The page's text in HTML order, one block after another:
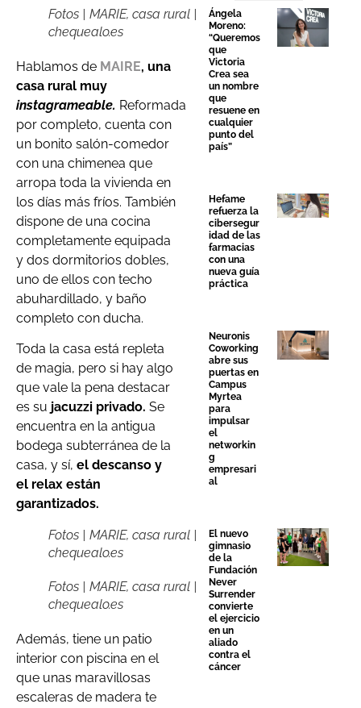
Fotos | MARIE, casa rural |
chequealo.es
Hablamos de MAIRE, una
casa rural muy
instagrameable. Reformada
por completo, cuenta con
un bonito salón-comedor
con una chimenea que
arropa toda la vivienda en
los días más fríos. También
dispone de una cocina
completamente equipada
y dos dormitorios dobles,
uno de ellos con techo
abuhardillado, y baño
completo con ducha.
Toda la casa está repleta
de magia, pero si hay algo
que vale la pena destacar
es su jacuzzi privado. Se
encuentra en la antigua
bodega subterránea de la
casa, y sí, el descanso y
el relax están
garantizados.
Fotos | MARIE, casa rural |
chequealo.es
Fotos | MARIE, casa rural |
chequealo.es
Además, tiene un patio
interior con piscina en el
que unas maravillosas
escaleras de madera te
Ángela
Moreno:
“Queremos
que
Victoria
Crea sea
un nombre
que
resuene en
cualquier
punto del
país”
Hefame
refuerza la
cibersegur
idad de las
farmacias
con una
nueva guía
práctica
Neuronis
Coworking
abre sus
puertas en
Campus
Myrtea
para
impulsar
el
networkin
g
empresari
al
El nuevo
gimnasio
de la
Fundación
Never
Surrender
convierte
el ejercicio
en un
aliado
contra el
cáncer